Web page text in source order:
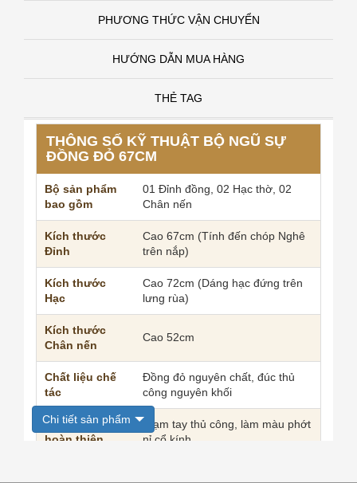
PHƯƠNG THỨC VẬN CHUYỂN
HƯỚNG DẪN MUA HÀNG
THẺ TAG
THÔNG SỐ KỸ THUẬT BỘ NGŨ SỰ
ĐỒNG ĐỎ 67CM
Bộ sản phẩm
bao gồm
01 Đỉnh đồng, 02 Hạc thờ, 02
Chân nến
Kích thước
Đỉnh
Cao 67cm (Tính đến chóp Nghê
trên nắp)
Kích thước
Hạc
Cao 72cm (Dáng hạc đứng trên
lưng rùa)
Kích thước
Chân nến
Cao 52cm
Chất liệu chế
tác
Đồng đỏ nguyên chất, đúc thủ
công nguyên khối
Quy cách
hoàn thiện
Trạm tay thủ công, làm màu phớt
nỉ cổ kính
Chi tiết sản phẩm